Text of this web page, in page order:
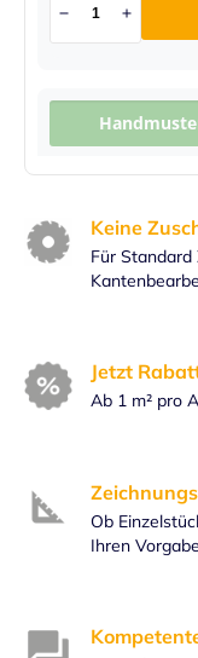
Keine
Für Standard
Jetzt
Ab 1 m² pro
Ob
Ihren